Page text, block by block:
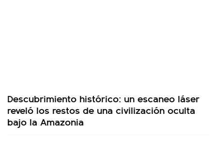
Descubrimiento histórico: un escaneo láser
reveló los restos de una civilización oculta
bajo la Amazonia